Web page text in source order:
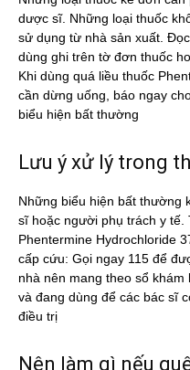
dược sĩ. Những loại thuốc
sử dụng từ nhà sản xuất.
dùng ghi trên tờ đơn thuốc
Khi dùng quá liều thuốc
cần dừng uống, báo ngay
biểu hiện bất thường
Lưu ý xử lý trong
Những biểu hiện bất thường
sĩ hoặc người phụ trách y
Phentermine Hydrochloride
cấp cứu: Gọi ngay 115 để
nhà nên mang theo sổ
và đang dùng để các bác sĩ
điều trị
Nên làm gì nếu